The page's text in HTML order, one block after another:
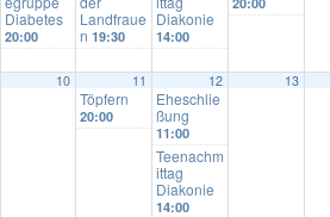
Diabetes
20:00
Landfraue
n 19:30
Diakonie
14:00
10 11
Töpfern
20:00
12
Eheschlie
ßung
11:00
Teenachm
ittag
Diakonie
14:00
13